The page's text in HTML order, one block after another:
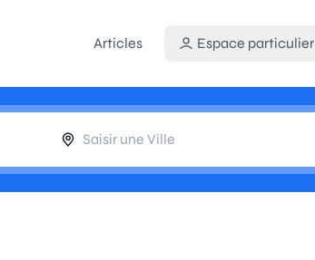
Articles
Espace particulier